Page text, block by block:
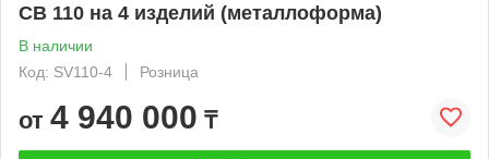
СВ 110 на 4 изделий (металлоформа)
В наличии
Код: SV110-4
Розница
от 4 940 000 ₸